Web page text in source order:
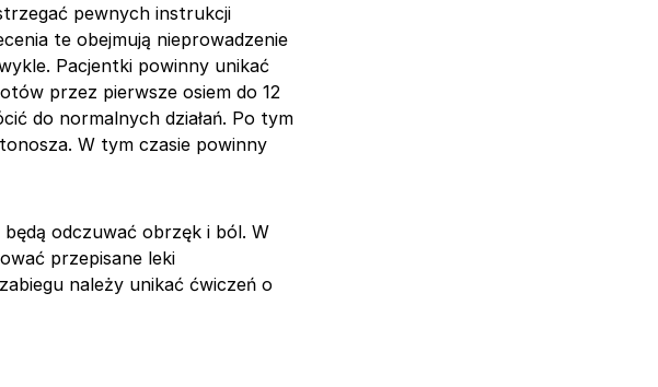
pewnych instrukcji
te obejmują nieprowadzenie
Pacjentki powinny unikać
przez pierwsze osiem do 12
do normalnych działań. Po tym
W tym czasie powinny
odczuwać obrzęk i ból. W
przepisane leki
należy unikać ćwiczeń o